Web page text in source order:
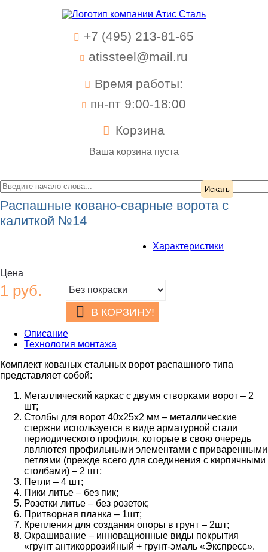
+7 (495) 213-81-65
atissteel@mail.ru
Время работы:
пн-пт 9:00-18:00
Корзина
Ваша корзина пуста
Распашные ковано-сварные ворота с
калиткой №14
Цена
1 руб.
В КОРЗИНУ!
Характеристики
Описание
Технология монтажа
Комплект кованых стальных ворот распашного типа
представляет собой:
Металлический каркас с двумя створками ворот – 2
шт;
Столбы для ворот 40х25х2 мм – металлические
стержни используется в виде арматурной стали
периодического профиля, которые в свою очередь
являются профильными элементами с приваренными
петлями (прежде всего для соединения с кирпичными
столбами) – 2 шт;
Петли – 4 шт;
Пики литье – без пик;
Розетки литье – без розеток;
Притворная планка – 1шт;
Крепления для создания опоры в грунт – 2шт;
Окрашивание – инновационные виды покрытия
«грунт антикоррозийный + грунт-эмаль «Экспресс».